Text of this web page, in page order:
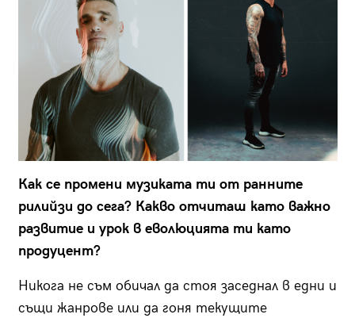
Как се промени музиката ти от ранните
рилийзи до сега? Какво отчиташ като важно
развитие и урок в еволюцията ти като
продуцент?
Никога не съм обичал да стоя заседнал в едни и
същи жанрове или да гоня текущите